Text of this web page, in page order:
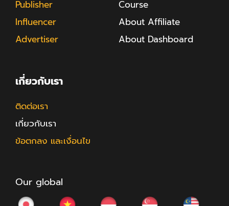
Publisher
Influencer
Advertiser
Course
About Affiliate
About Dashboard
เกี่ยวกับเรา
ติดต่อเรา
เกี่ยวกับเรา
ข้อตกลง และเงื่อนไข
Our global